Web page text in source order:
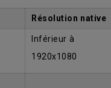
Résolution native
Inférieur à
1920x1080